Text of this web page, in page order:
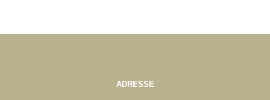
ADRESSE